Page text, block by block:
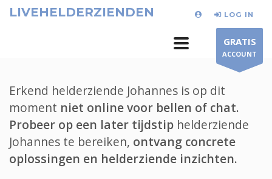
LIVEHELDERZIENDEN LOG IN
GRATIS
ACCOUNT
Erkend helderziende Johannes is op dit
moment niet online voor bellen of chat.
Probeer op een later tijdstip helderziende
Johannes te bereiken, ontvang concrete
oplossingen en helderziende inzichten.